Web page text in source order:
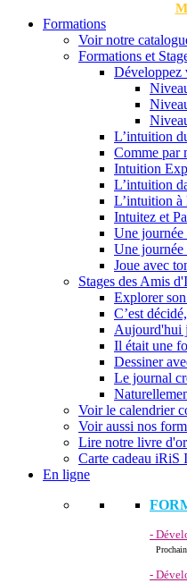
Formations
Voir notre
Formations et
Développez
L’intuition
Comme par
Intuition
L’intuition
L’intuition à
Intuitez et
Une
Une
Joue avec
Stages des Amis
Explorer
C’est
Aujourd'hui
Il était une
Dessiner
Le journal
Voir le calendrier
Voir aussi nos
Lire notre livre d'or
Carte cadeau iRiS
En ligne
-
-